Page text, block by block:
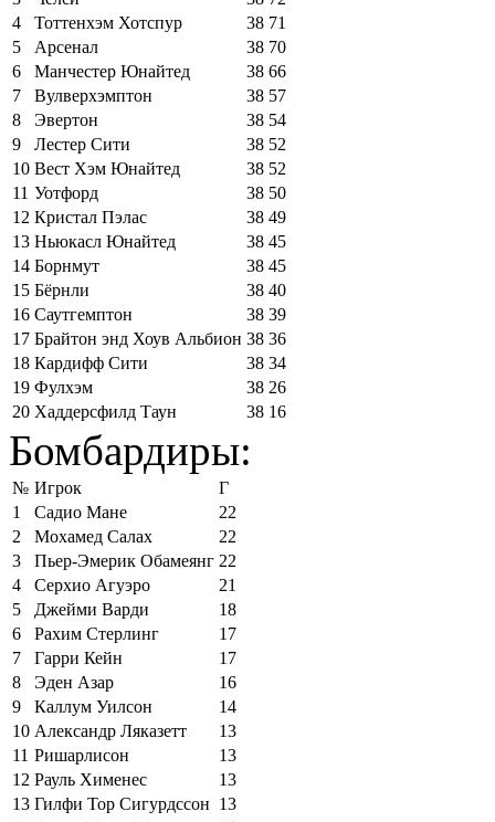
4
Тоттенхэм Хотспур 38 71
5
Арсенал 38 70
6
Манчестер Юнайтед 38 66
7
Вулверхэмптон 38 57
8
Эвертон 38 54
9
Лестер Сити 38 52
10 Вест Хэм Юнайтед 38 52
11 Уотфорд 38 50
12 Кристал Пэлас 38 49
13 Ньюкасл Юнайтед 38 45
14 Борнмут 38 45
15 Бёрнли 38 40
16 Саутгемптон 38 39
17 Брайтон энд Хоув Альбион 38 36
18 Кардифф Сити 38 34
19 Фулхэм 38 26
20 Хаддерсфилд Таун 38 16
Бомбардиры:
№ Игрок
Г
1
Садио Мане
22
2
Мохамед Салах
22
3
Пьер-Эмерик Обамеянг 22
4
Серхио Агуэро
21
5
Джейми Варди
18
6
Рахим Стерлинг
17
7
Гарри Кейн
17
8
Эден Азар
16
9
Каллум Уилсон
14
10 Александр Ляказетт
13
11 Ришарлисон
13
12 Рауль Хименес
13
13 Гилфи Тор Сигурдссон 13